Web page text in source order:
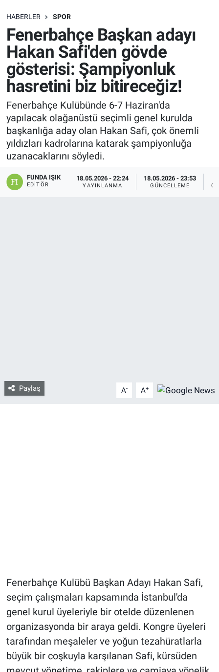
HABERLER SPOR
Fenerbahçe Başkan adayı
Hakan Safi'den gövde
gösterisi: Şampiyonluk
hasretini biz bitireceğiz!
Fenerbahçe Kulübünde 6-7 Haziran'da
yapılacak olağanüstü seçimli genel kurulda
başkanlığa aday olan Hakan Safi, çok önemli
yıldızları kadrolarına katarak şampiyonluğa
uzanacaklarını söyledi.
FUNDA IŞIK
EDITÖR
18.05.2026 - 22:24
YAYINLANMA
18.05.2026 - 23:53
GÜNCELLEME
Paylaş A- A+
Fenerbahçe Kulübü Başkan Adayı Hakan Safi,
seçim çalışmaları kapsamında İstanbul'da
genel kurul üyeleriyle bir otelde düzenlenen
organizasyonda bir araya geldi. Kongre üyeleri
tarafından meşaleler ve yoğun tezahüratlarla
büyük bir coşkuyla karşılanan Safi, kürsüden
SAĞLIK
EKONOMİ
EĞİTİM
ÖZEL HABER
Keşfet
ASTROLOJİ